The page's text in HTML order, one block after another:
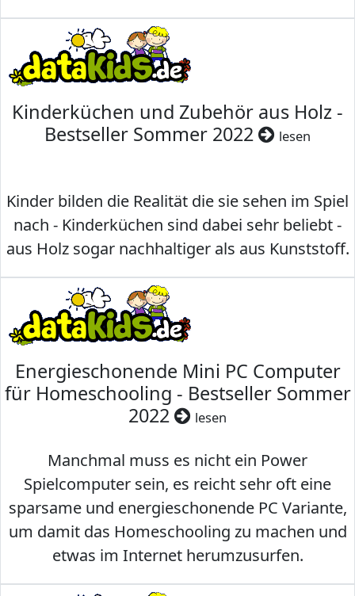
Kinderküchen und Zubehör aus Holz -
Bestseller Sommer 2022
lesen
Kinder bilden die Realität die sie sehen im Spiel
nach - Kinderküchen sind dabei sehr beliebt -
aus Holz sogar nachhaltiger als aus Kunststoff.
Energieschonende Mini PC Computer
für Homeschooling - Bestseller Sommer
2022
lesen
Manchmal muss es nicht ein Power
Spielcomputer sein, es reicht sehr oft eine
sparsame und energieschonende PC Variante,
um damit das Homeschooling zu machen und
etwas im Internet herumzusurfen.